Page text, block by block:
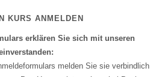
KURS ANMELDEN
erklären Sie sich mit unseren
melden Sie sie verbindlich